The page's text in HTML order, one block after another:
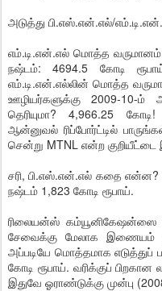
அடுத்து பி.எஸ்.என்.எல்/
எம்.டி.என்.எல் மொத்த
நஷ்டம்: 4694.5 கோடி
எம்.டி.என்.எல்லின் மொத்த
ஊழியர்களுக்கு 2009-10-
தெரியுமா? 4,966.25
ஆன்னுவல் ரிப்போர்ட்டில்
சென்று MTNL என்ற
சரி, பி.எஸ்.என்.எல் கதை
நஷ்டம் 1,823 கோடி ரூபாய்.
ரிலையன்ஸ்
சேவைக்கு மேலாக
அப்படியே மொத்தமாக
கோடி ரூபாய். வரிக்குப்
இதுவே ஓராண்டுக்கு முன்பு